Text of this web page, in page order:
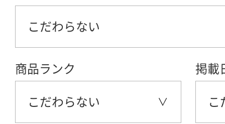
こだわらない
商品ランク
こだわらない
掲載
こ